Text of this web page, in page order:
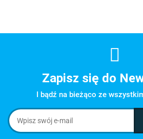
Zapisz się do
I bądź na bieżąco ze